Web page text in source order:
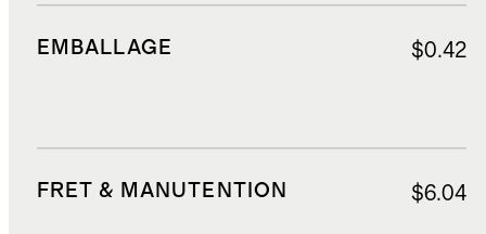
EMBALLAGE $0.42
FRET & MANUTENTION $6.04